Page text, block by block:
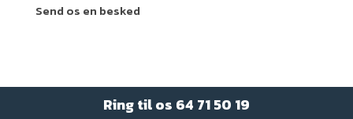
Send os en besked
Ring til os 64 71 50 19